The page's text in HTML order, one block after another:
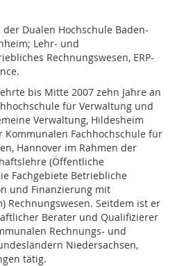
der Dualen Hochschule Baden-
Lehr- und
Rechnungswesen, ERP-
bis Mitte 2007 zehn Jahre an
für Verwaltung und
Verwaltung, Hildesheim
Kommunalen Fachhochschule für
Hannover im Rahmen der
(Öffentliche
Fachgebiete Betriebliche
und Finanzierung mit
Rechnungswesen. Seitdem ist er
Berater und Qualifizierer
Rechnungs- und
Niedersachsen,
tätig.